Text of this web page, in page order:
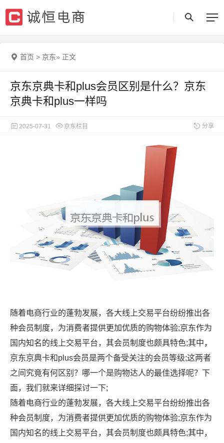
首页 > 京东» 正文
京东京典卡和plus会员区别是什么？京东
京典卡和plus一样吗
2025-07-31 京东栏目 分享
随着电商行业的蓬勃发展，各大线上交易平台纷纷推出各
种会员制度，为消费者提供更加优质的购物体验;京东作为
国内知名的线上交易平台，其会员制度也颇具特色;其中，
京东京典卡和plus会员是两个备受关注的会员等级;这两者
之间究竟有何区别？哪一个是购物达人的最佳选择呢？下
面，我们就来详细探讨一下;
随着电商行业的蓬勃发展，各大线上交易平台纷纷推出各
种会员制度，为消费者提供更加优质的购物体验;京东作为
国内知名的线上交易平台，其会员制度也颇具特色;其中，